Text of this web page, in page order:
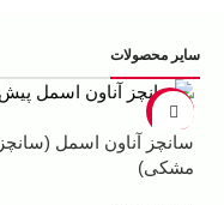
سایر محصولات
-13%
سانچز آناون اسمل (سانچز
مشکی)